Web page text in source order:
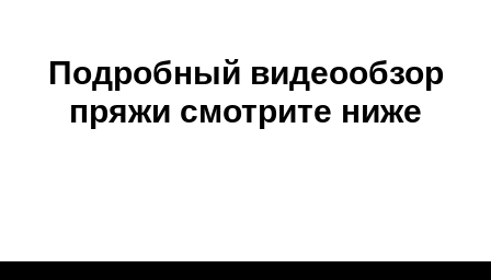
Подробный видеообзор
пряжи смотрите ниже